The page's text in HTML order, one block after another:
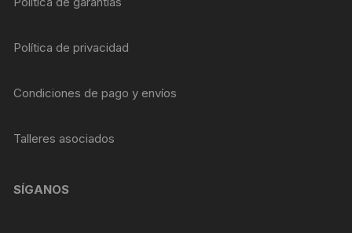
Política de privacidad
Condiciones de pago y envíos
Talleres asociados
SÍGANOS